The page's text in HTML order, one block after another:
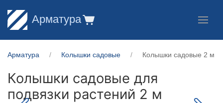
Арматура
Арматура Колышки садовые Колышки садовые 2 м
Колышки садовые для
подвязки растений 2 м